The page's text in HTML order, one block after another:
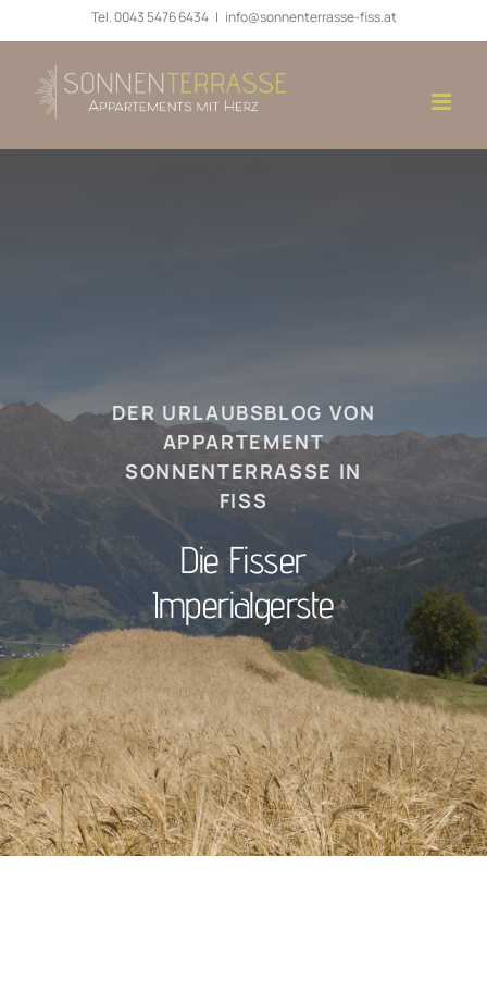
Inhalt
springen
Tel. 0043 5476 6434 | info@sonnenterrasse-fiss.at
DER URLAUBSBLOG VON
APPARTEMENT
SONNENTERRASSE IN
FISS
Die Fisser
Imperialgerste